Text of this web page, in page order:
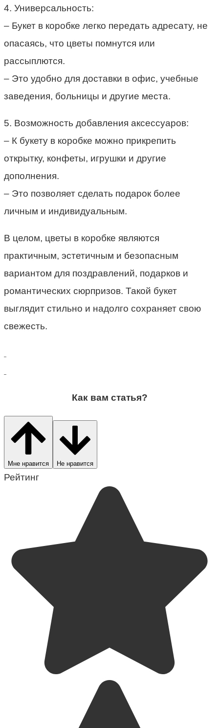
4. Универсальность:
– Букет в коробке легко передать адресату, не
опасаясь, что цветы помнутся или
рассыплются.
– Это удобно для доставки в офис, учебные
заведения, больницы и другие места.
5. Возможность добавления аксессуаров:
– К букету в коробке можно прикрепить
открытку, конфеты, игрушки и другие
дополнения.
– Это позволяет сделать подарок более
личным и индивидуальным.
В целом, цветы в коробке являются
практичным, эстетичным и безопасным
вариантом для поздравлений, подарков и
романтических сюрпризов. Такой букет
выглядит стильно и надолго сохраняет свою
свежесть.
Как вам статья?
Мне нравится Не нравится
Рейтинг